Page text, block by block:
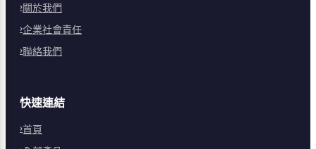
關於我們
企業社會責任
聯絡我們
快速連結
首頁